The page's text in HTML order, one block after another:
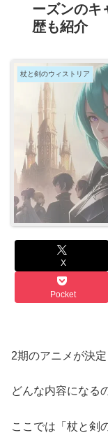
ーズンのキ
歴も紹介
杖と剣のウィストリア
X
Pocket
2期のアニメが決
どんな内容になる
ここでは「杖と剣